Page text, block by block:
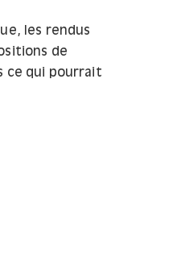
les rendus
de
ce qui pourrait